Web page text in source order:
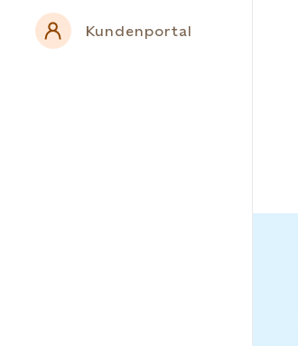
Kundenportal